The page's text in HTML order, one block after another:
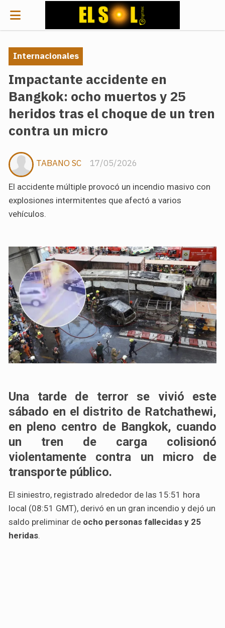
Impactante accidente en
Bangkok: ocho muertos y 25
heridos tras el choque de un tren
contra un micro
El accidente múltiple provocó un incendio masivo con
explosiones intermitentes que afectó a varios
vehículos.
Internacionales
17/05/2026
TABANO SC
Una tarde de terror se vivió este
sábado en el distrito de Ratchathewi,
en pleno centro de Bangkok, cuando
un tren de carga colisionó
violentamente contra un micro de
transporte público.
El siniestro, registrado alrededor de las 15:51 hora
local (08:51 GMT), derivó en un gran incendio y dejó un
saldo preliminar de ocho personas fallecidas y 25
heridas.